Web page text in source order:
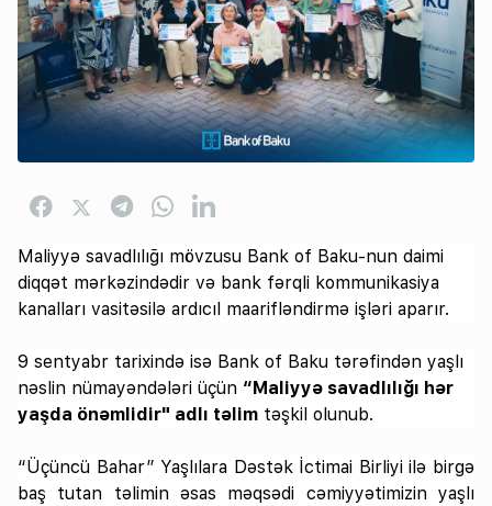
Maliyyə savadlılığı mövzusu Bank of Baku-nun daimi
diqqət mərkəzindədir və bank fərqli kommunikasiya
kanalları vasitəsilə ardıcıl maarifləndirmə işləri aparır.
9 sentyabr tarixində isə Bank of Baku tərəfindən yaşlı
nəslin nümayəndələri üçün “Maliyyə savadlılığı hər
yaşda önəmlidir" adlı təlim təşkil olunub.
“Üçüncü Bahar” Yaşlılara Dəstək İctimai Birliyi ilə birgə
baş tutan təlimin əsas məqsədi cəmiyyətimizin yaşlı